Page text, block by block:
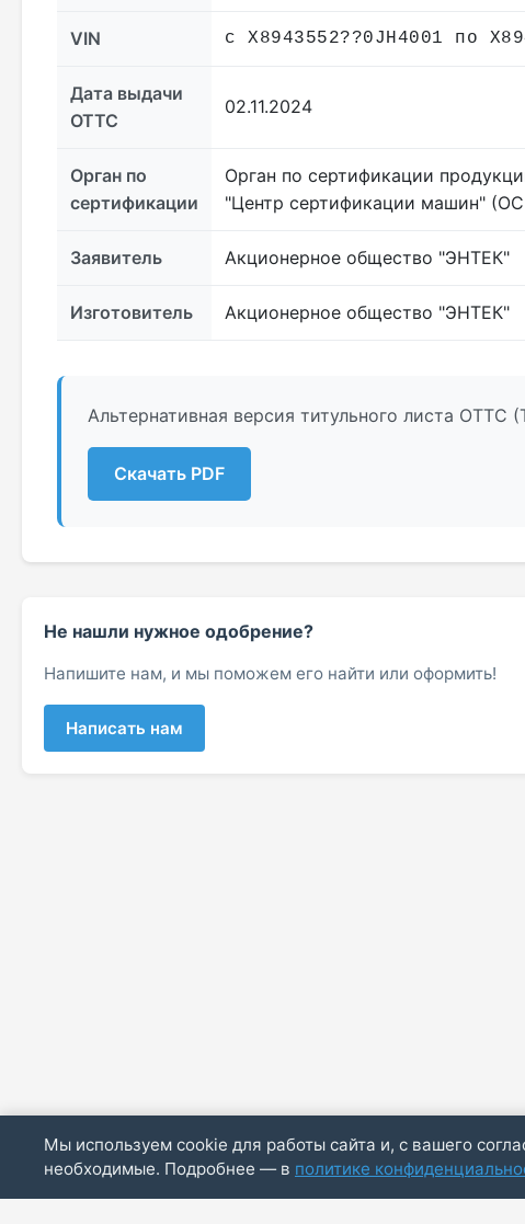
VIN с X8943552??0JH4001 по
Дата выдачи
ОТТС
02.11.2024
Орган по
сертификации
Орган по сертификации
"Центр сертификации машин"
Заявитель Акционерное общество "ЭНТЕК"
Изготовитель Акционерное общество "ЭНТЕК"
Альтернативная версия титульного листа ОТТС
Скачать PDF
Не нашли нужное одобрение?
Напишите нам, и мы поможем его найти или оформить!
Написать нам
Мы используем cookie для работы сайта и, с вашего
необходимые. Подробнее — в политике